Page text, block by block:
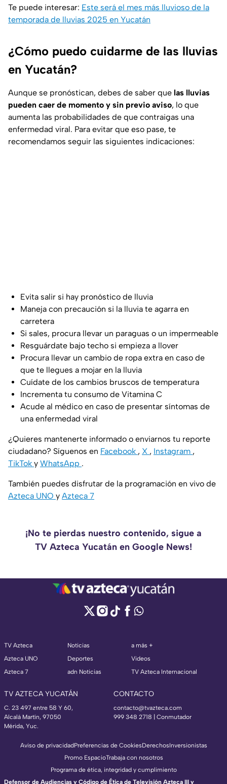
Te puede interesar: Este será el mes más lluvioso de la
temporada de lluvias 2025 en Yucatán
¿Cómo puedo cuidarme de las lluvias
en Yucatán?
Aunque se pronóstican, debes de saber que las lluvias
pueden caer de momento y sin previo aviso, lo que
aumenta las probabilidades de que contraigas una
enfermedad viral. Para evitar que eso pase, te
recomendamos seguir las siguientes indicaciones:
Evita salir si hay pronóstico de lluvia
Maneja con precaución si la lluvia te agarra en
carretera
Si sales, procura llevar un paraguas o un impermeable
Resguárdate bajo techo si empieza a llover
Procura llevar un cambio de ropa extra en caso de
que te llegues a mojar en la lluvia
Cuídate de los cambios bruscos de temperatura
Incrementa tu consumo de Vitamina C
Acude al médico en caso de presentar síntomas de
una enfermedad viral
¿Quieres mantenerte informado o enviarnos tu reporte
ciudadano? Síguenos en Facebook , X , Instagram ,
TikTok y WhatsApp .
También puedes disfrutar de la programación en vivo de
Azteca UNO y Azteca 7
¡No te pierdas nuestro contenido, sigue a
TV Azteca Yucatán en Google News!
TV Azteca
Azteca UNO
Azteca 7
Noticias
Deportes
adn Noticias
a más +
Videos
TV Azteca Internacional
TV AZTECA YUCATÁN
C. 23 497 entre 58 Y 60,
Alcalá Martín, 97050
Mérida, Yuc.
CONTACTO
contacto@tvazteca.com
999 348 2718 | Conmutador
Aviso de privacidadPreferencias de CookiesDerechosInversionistas
Promo EspacioTrabaja con nosotros
Programa de ética, integridad y cumplimiento
Defensor de Audiencias y Código de Ética de Televisión Azteca III y